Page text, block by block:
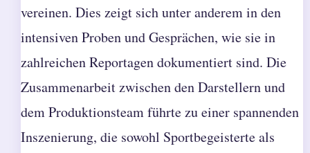
vereinen. Dies zeigt sich unter anderem in den
intensiven Proben und Gesprächen, wie sie in
zahlreichen Reportagen dokumentiert sind. Die
Zusammenarbeit zwischen den Darstellern und
dem Produktionsteam führte zu einer spannenden
Inszenierung, die sowohl Sportbegeisterte als